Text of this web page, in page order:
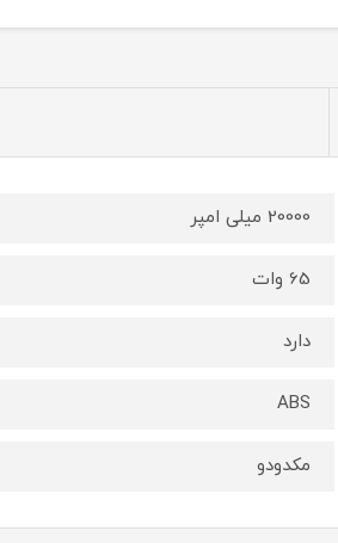
20000 میلی امپر
65 وات
دارد
ABS
مکدودو